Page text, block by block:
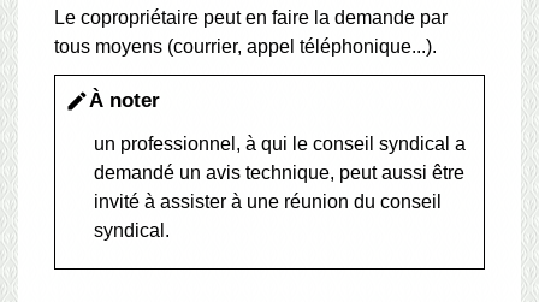
Le copropriétaire peut en faire la demande par
tous moyens (courrier, appel téléphonique...).
editÀ noter
un professionnel, à qui le conseil syndical a
demandé un avis technique, peut aussi être
invité à assister à une réunion du conseil
syndical.